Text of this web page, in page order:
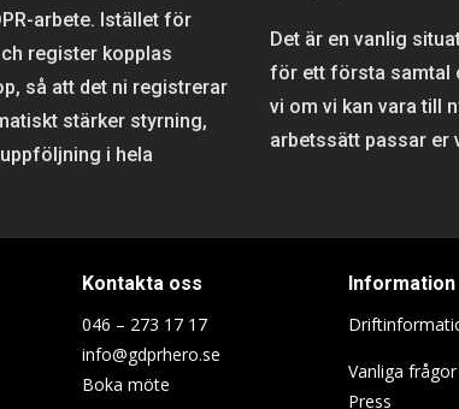
arbete. Istället för
register kopplas
så att det ni registrerar
stärker styrning,
i hela
Det är en vanlig
för ett första samtal
vi om vi kan vara till
arbetssätt passar er
Kontakta oss
046 – 273 17 17
info@gdprhero.se
Boka möte
Information
Vanliga frågor
Press